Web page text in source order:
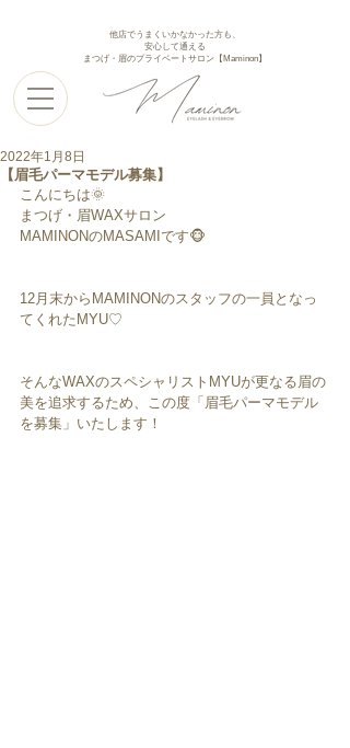
他店でうまくいかなかった方も、
安心して通える
まつげ・眉のプライベートサロン【Maminon】
【眉毛パーマモデル募集】
2022年1月8日
こんにちは🌞
まつげ・眉WAXサロン
MAMINONのMASAMIです🐵
12月末からMAMINONのスタッフの一員となっ
てくれたMYU♡
そんなWAXのスペシャリストMYUが更なる眉の
美を追求するため、この度「眉毛パーマモデル
を募集」いたします！